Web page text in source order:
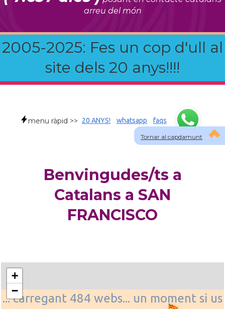
arreu del món
2005-2025: Fes un cop d'ull al
site dels 20 anys!!!!
Tornar al capdamunt
menu ràpid >> 20 ANYS! whatsapp faqs
Benvingudes/ts a
Catalans a SAN
FRANCISCO
... carregant 484 webs... un moment si us
+
−